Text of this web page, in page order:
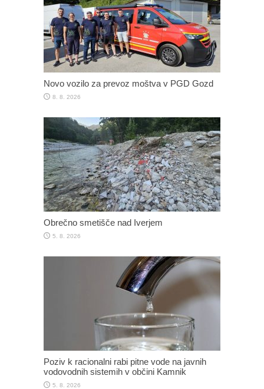
Novo vozilo za prevoz moštva v PGD Gozd
8. 8. 2026
Obrečno smetišče nad Iverjem
5. 8. 2026
Poziv k racionalni rabi pitne vode na javnih
vodovodnih sistemih v občini Kamnik
5. 8. 2026